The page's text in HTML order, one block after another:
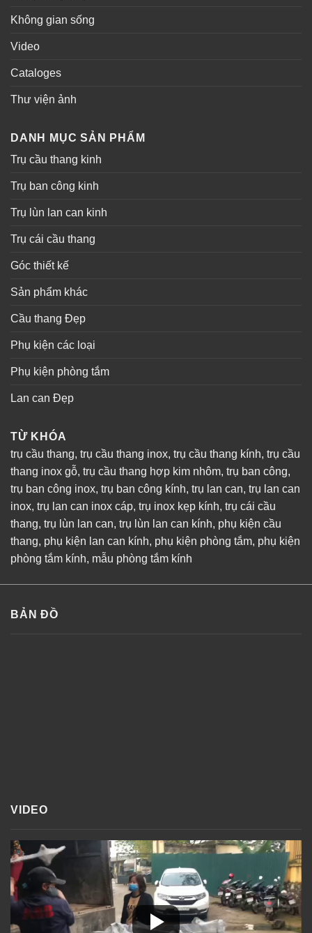
Không gian sống
Video
Cataloges
Thư viện ảnh
DANH MỤC SẢN PHẨM
Trụ cầu thang kinh
Trụ ban công kinh
Trụ lùn lan can kinh
Trụ cái cầu thang
Góc thiết kế
Sản phẩm khác
Cầu thang Đẹp
Phụ kiện các loại
Phụ kiện phòng tắm
Lan can Đẹp
TỪ KHÓA
trụ cầu thang, trụ cầu thang inox, trụ cầu thang kính, trụ cầu
thang inox gỗ, trụ cầu thang hợp kim nhôm, trụ ban công,
trụ ban công inox, trụ ban công kính, trụ lan can, trụ lan can
inox, trụ lan can inox cáp, trụ inox kẹp kính, trụ cái cầu
thang, trụ lùn lan can, trụ lùn lan can kính, phụ kiện cầu
thang, phụ kiện lan can kính, phụ kiện phòng tắm, phụ kiện
phòng tắm kính, mẫu phòng tắm kính
BẢN ĐỒ
VIDEO